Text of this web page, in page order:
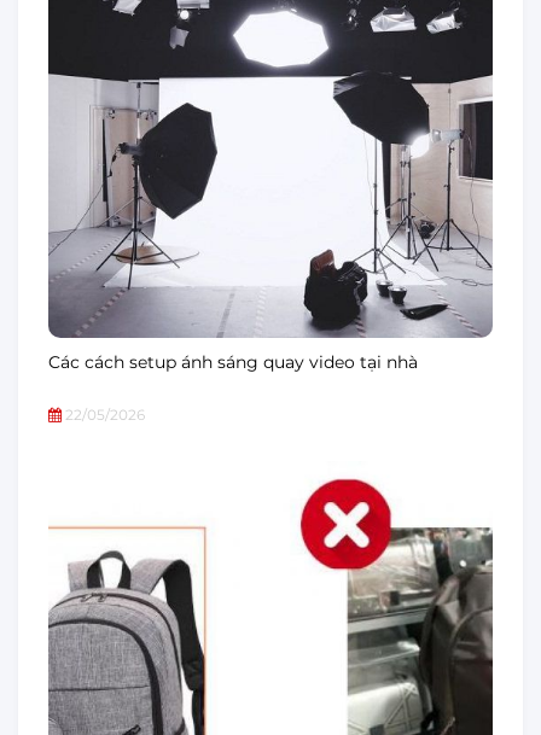
Các cách setup ánh sáng quay video tại nhà
22/05/2026